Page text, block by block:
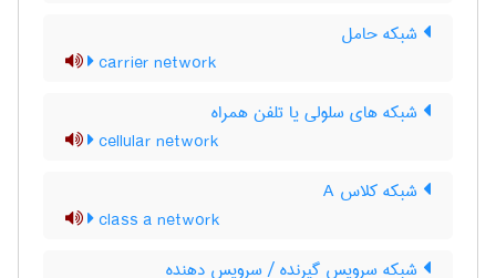
شبکه حامل
carrier network
شبکه های سلولی یا تلفن همراه
cellular network
شبکه کلاس A
class a network
شبکه سرویس گیرنده / سرویس دهنده